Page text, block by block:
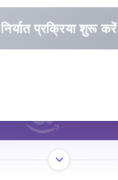
निर्यात प्रक्रिया शुरू करें